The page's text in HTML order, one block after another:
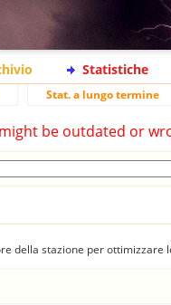
Statistiche
Stat. a lungo termine
be outdated or
della stazione per ottimizzare